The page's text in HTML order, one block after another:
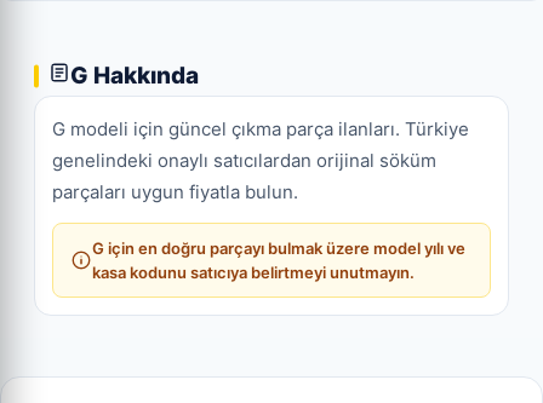
G Hakkında
G modeli için güncel çıkma parça ilanları. Türkiye
genelindeki onaylı satıcılardan orijinal söküm
parçaları uygun fiyatla bulun.
G için en doğru parçayı bulmak üzere model yılı ve
kasa kodunu satıcıya belirtmeyi unutmayın.